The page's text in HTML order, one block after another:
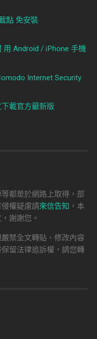
點 免安裝
用 Android / iPhone 手機
Internet Security
載官方最新版
都是於網路上取得，部
權疑慮請來信告知 ，本
謝謝您。
禁全文轉貼、修改內容
留法律追訴權，請您轉